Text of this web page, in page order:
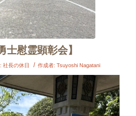
士慰霊顕彰会】
社長の休日 / 作成者: Tsuyoshi Nagatani